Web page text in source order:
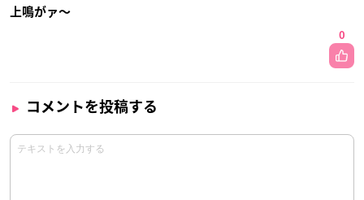
上鳴がァ〜
0
コメントを投稿する